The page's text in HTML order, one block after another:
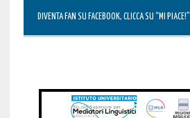
DIVENTA FAN SU FACEBOOK, CLICCA SU “MI PIACE!”